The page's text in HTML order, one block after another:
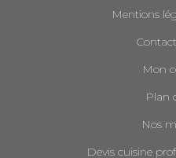
Mentions
Mon
Plan
Nos
Devis cuisine